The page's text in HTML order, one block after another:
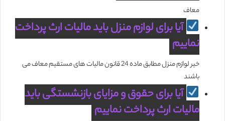
معاف
آیا برای لوازم منزل باید مالیات ارث پرداخت
نماییم
خیر لوازم منزل مطابق ماده 24 قانون مالیات های مستقیم معاف می
باشند
آیا برای حقوق و مزایای بازنشستگی باید
مالیات ارث پرداخت نماییم